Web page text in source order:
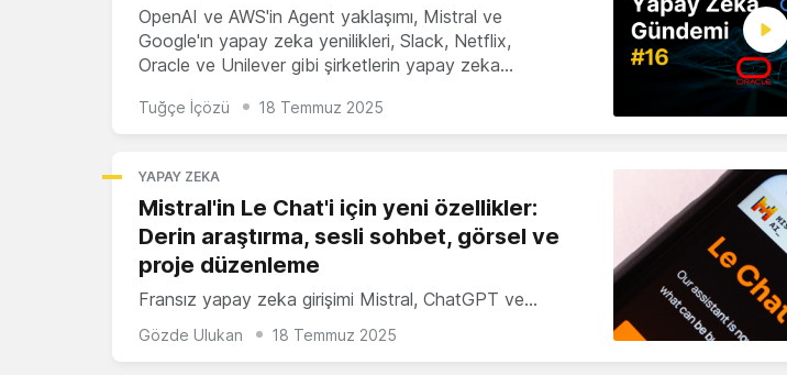
OpenAI ve AWS'in Agent yaklaşımı, Mistral ve
Google'ın yapay zeka yenilikleri, Slack, Netflix,
Oracle ve Unilever gibi şirketlerin yapay zeka…
Tuğçe İçözü 18 Temmuz 2025
YAPAY ZEKA
Mistral'in Le Chat'i için yeni özellikler:
Derin araştırma, sesli sohbet, görsel ve
proje düzenleme
Fransız yapay zeka girişimi Mistral, ChatGPT ve…
Gözde Ulukan 18 Temmuz 2025